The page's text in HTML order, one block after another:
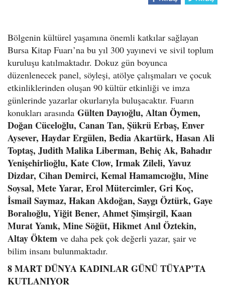
Bölgenin kültürel yaşamına önemli katkılar sağlayan
Bursa Kitap Fuarı’na bu yıl 300 yayınevi ve sivil toplum
kuruluşu katılmaktadır. Dokuz gün boyunca
düzenlenecek panel, söyleşi, atölye çalışmaları ve çocuk
etkinliklerinden oluşan 90 kültür etkinliği ve imza
günlerinde yazarlar okurlarıyla buluşacaktır. Fuarın
konukları arasında Gülten Dayıoğlu, Altan Öymen,
Doğan Cüceloğlu, Canan Tan, Şükrü Erbaş, Enver
Aysever, Haydar Ergülen, Bedia Akartürk, Hasan Ali
Toptaş, Judith Malika Liberman, Behiç Ak, Bahadır
Yenişehirlioğlu, Kate Clow, Irmak Zileli, Yavuz
Dizdar, Cihan Demirci, Kemal Hamamcıoğlu, Mine
Soysal, Mete Yarar, Erol Mütercimler, Gri Koç,
İsmail Saymaz, Hakan Akdoğan, Saygı Öztürk, Gaye
Boralıoğlu, Yiğit Bener, Ahmet Şimşirgil, Kaan
Murat Yanık, Mine Söğüt, Hikmet Anıl Öztekin,
Altay Öktem ve daha pek çok değerli yazar, şair ve
bilim insanı bulunmaktadır.
8 MART DÜNYA KADINLAR GÜNÜ TÜYAP’TA
KUTLANIYOR